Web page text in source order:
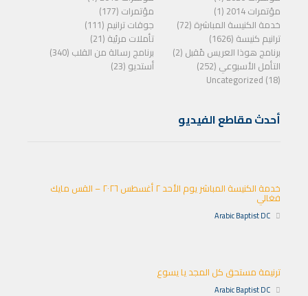
مؤتمرات 2014 (1)
مؤتمرات (177)
خدمة الكنيسة المباشرة (72)
جوقات ترانيم (111)
ترانيم كنيسة (1626)
تأملات مرئية (21)
برنامج هوذا العريس مًقبل (2)
برنامج رسالة من القلب (340)
التأمل الأسبوعي (252)
أستديو (23)
Uncategorized (18)
أحدث مقاطع الفيديو
خدمة الكنيسة المباشر يوم الأحد ٢ أغسطس ٢٠٢٦ – القس مايك
فغالي
Arabic Baptist DC
ترنيمة مستحق كل المجد يا يسوع
Arabic Baptist DC